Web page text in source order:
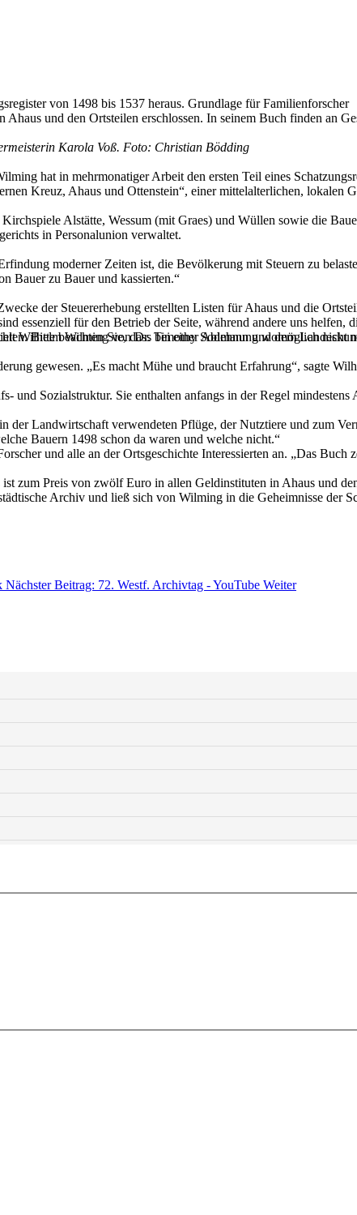
von 1498 bis 1537 heraus. Grundlage für Familienforscher
und den Ortsteilen erschlossen. In seinem Buch finden an
Karola Voß. Foto: Christian Bödding
hat in mehrmonatiger Arbeit den ersten Teil eines
Kreuz, Ahaus und Ottenstein“, einer mittelalterlichen, lokalen
Alstätte, Wessum (mit Graes) und Wüllen sowie die
in Personalunion verwaltet.
moderner Zeiten ist, die Bevölkerung mit Steuern zu
Bauer zu Bauer und kassierten.“
der Steuererhebung erstellten Listen für Ahaus und die
Wilhelm Wilming von Dr. Timothy Sodmann und dem
gewesen. „Es macht Mühe und braucht Erfahrung“, sagte
und Sozialstruktur. Sie enthalten anfangs in der Regel mindestens
der Landwirtschaft verwendeten Pflüge, der Nutztiere und zum
Bauern 1498 schon da waren und welche nicht.“
und alle an der Ortsgeschichte Interessierten an. „Das
zum Preis von zwölf Euro in allen Geldinstituten in Ahaus und
Archiv und ließ sich von Wilming in die Geheimnisse der
Nächster Beitrag: 72. Westf. Archivtag - YouTube Weiter
essenziell für den Betrieb der Seite, während andere uns
Bitte beachten Sie, dass bei einer Ablehnung womöglich nicht